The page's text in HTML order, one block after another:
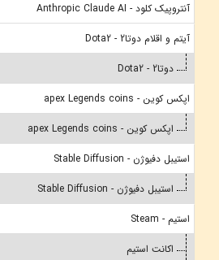
آنتروپیک کلود - Anthropic Claude AI
آیتم و اقلام دوتا2 - Dota2
دوتا2 - Dota2
اپکس کوین - apex Legends coins
اپکس کوین - apex Legends coins
استیبل دفیوژن - Stable Diffusion
استیبل دفیوژن - Stable Diffusion
استیم - Steam
اکانت استیم